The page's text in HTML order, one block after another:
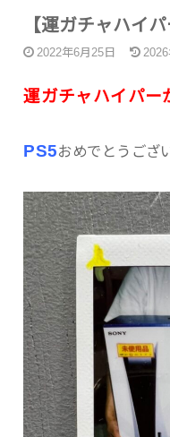
【運ガチャハイ
2022年6月25日
運ガチャハイパ
PS5おめでとうござ